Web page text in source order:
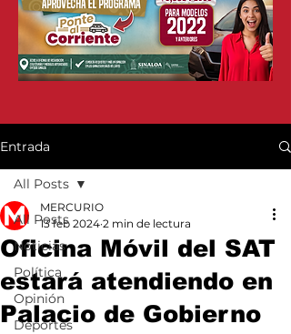
Entrada
All Posts
Noticias
Política
Opinión
Deportes
All Posts
Oficina Móvil del SAT
estará atendiendo en
Palacio de Gobierno
MERCURIO
13 feb 2024 2 min de lectura